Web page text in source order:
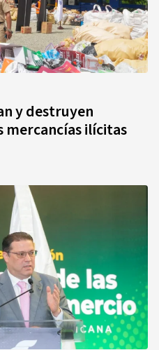
y destruyen
mercancías ilícitas